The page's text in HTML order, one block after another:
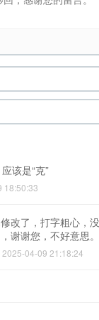
该是“克”
18:50:33
改了，打字粗心，
谢谢您，不好意思。
2025-04-09 21:18:24